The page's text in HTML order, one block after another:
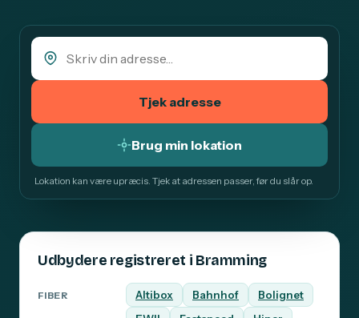
Tjek adresse
Brug min lokation
Lokation kan være upræcis. Tjek at adressen passer, før du slår op.
Udbydere registreret i Bramming
FIBER Altibox Bahnhof
Bolignet